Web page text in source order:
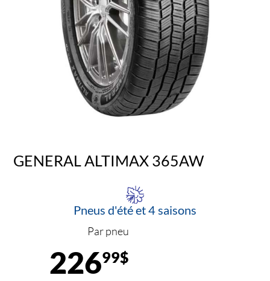
GENERAL ALTIMAX 365AW
Pneus d'été et 4 saisons
Par pneu
22699$